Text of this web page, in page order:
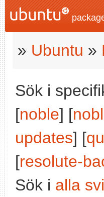
» Ubuntu »
Sök i
[noble] [
updates] [
[resolute-
Sök i alla